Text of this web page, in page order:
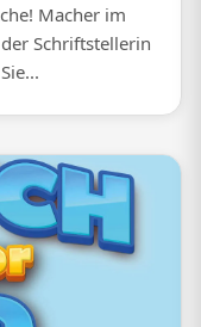
Macher im
Schriftstellerin